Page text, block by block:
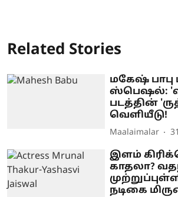
Related Stories
மகேஷ் பாபு
ஸ்பெஷல்:
படத்தின்
வெளியீடு!
Maalaimalar
இளம்
காதலா?
நடிகை